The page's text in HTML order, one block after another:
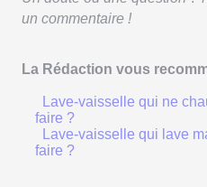
un commentaire !
La Rédaction vous
Lave-vaisselle qui ne
faire ?
Lave-vaisselle qui lave
faire ?